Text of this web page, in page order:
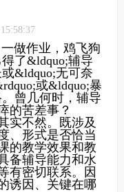
做作业，鸡飞狗
了&ldquo;辅导
&ldquo;无可奈
或&ldquo;暴
曾几何时，辅导
的苦差事？
不然。既涉及
、形式是否恰当
的教学效果和教
备辅导能力和水
有密切联系。因
诱因、关键在哪